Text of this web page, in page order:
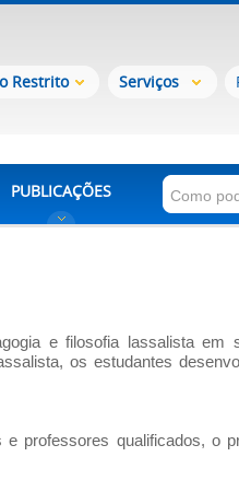
Restrito Serviços
PUBLICAÇÕES
e filosofia lassalista em
os estudantes
professores qualificados, o